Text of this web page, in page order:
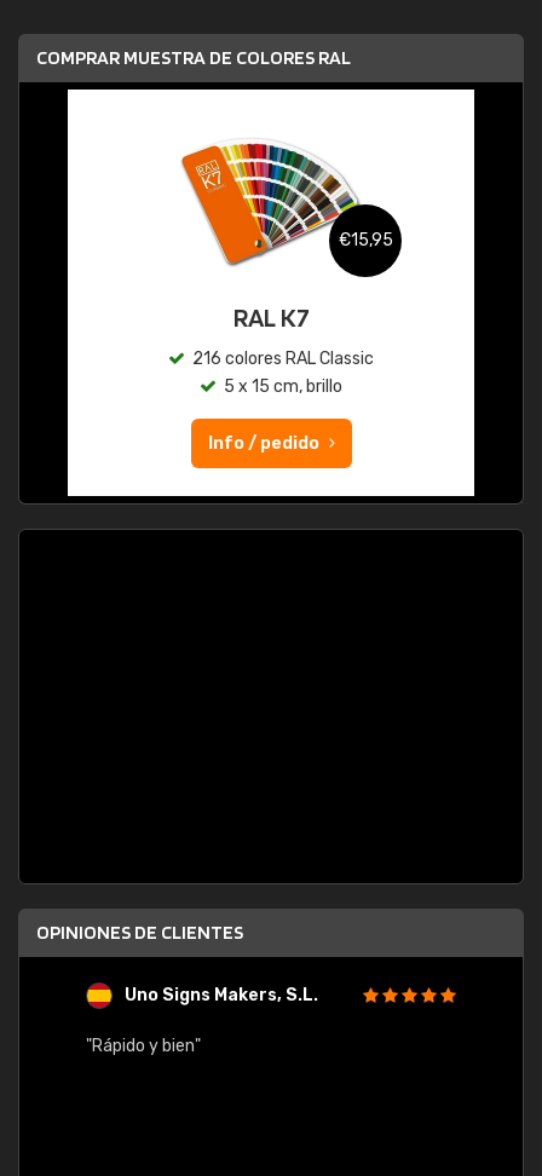
COMPRAR MUESTRA DE COLORES RAL
€15,95
RAL K7
216 colores RAL Classic
5 x 15 cm, brillo
Info / pedido
OPINIONES DE CLIENTES
Uno Signs Makers, S.L.
"Rápido y bien"